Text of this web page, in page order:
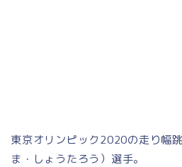
東京オリンピック2020の走り幅
ま・しょうたろう）選手。